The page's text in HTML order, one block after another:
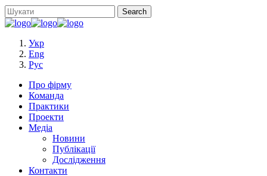
Укр
Eng
Рус
Про фірму
Команда
Практики
Проекти
Медіа
Новини
Публікації
Дослідження
Контакти